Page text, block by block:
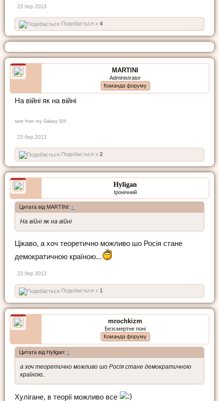
23 бер 2013
Подобається x 4
MARTINI
Administrator
Команда форуму
На війні як на війні
sent from my Galaxy SIII
23 бер 2013
Подобається x 2
Hyligan
Іронічний
Цитата від MARTINI: ↑
На війні як на війні
Цікаво, а хоч теоретично можливо шо Росія стане
демократичною країною...
23 бер 2013
Подобається x 1
mrochkizm
Безсмертне поні
Команда форуму
Цитата від Hyligan: ↑
а хоч теоретично можливо шо Росія стане демократичною
країною..
Хулігане, в теорії можливо все